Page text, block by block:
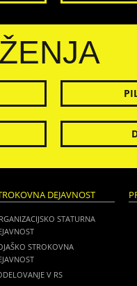
DEJAVNOST
STATURNA
STROKOVNA
V RS